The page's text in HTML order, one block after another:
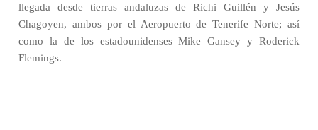
llegada desde tierras andaluzas de Richi Guillén y Jesús
Chagoyen, ambos por el Aeropuerto de Tenerife Norte; así
como la de los estadounidenses Mike Gansey y Roderick
Flemings.